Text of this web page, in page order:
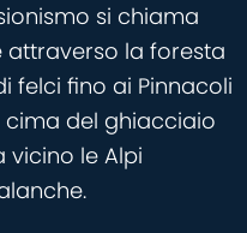
si chiama
attraverso la foresta
felci fino ai Pinnacoli
del ghiacciaio
vicino le Alpi